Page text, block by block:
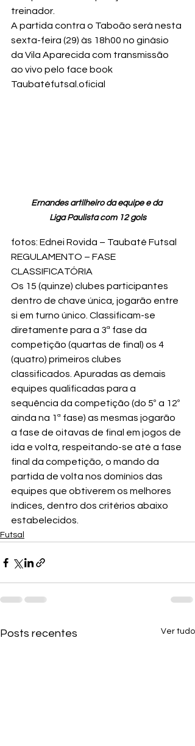
treinador.
A partida contra o Taboão será nesta
sexta-feira (29) às 18h00 no ginásio
da Vila Aparecida com transmissão
ao vivo pelo face book
Taubatéfutsal.oficial
Ernandes artilheiro da equipe e da
Liga Paulista com 12 gols
fotos: Ednei Rovida – Taubaté Futsal
REGULAMENTO – FASE
CLASSIFICATÓRIA
Os 15 (quinze) clubes participantes
dentro de chave única, jogarão entre
si em turno único. Classificam-se
diretamente para a 3ª fase da
competição (quartas de final) os 4
(quatro) primeiros clubes
classificados. Apuradas as demais
equipes qualificadas para a
sequência da competição (do 5º a 12º
ainda na 1ª fase) as mesmas jogarão
a fase de oitavas de final em jogos de
ida e volta, respeitando-se até a fase
final da competição, o mando da
partida de volta nos domínios das
equipes que obtiverem os melhores
índices, dentro dos critérios abaixo
estabelecidos.
Futsal
Posts recentes Ver tudo